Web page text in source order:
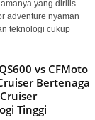
yang dirilis
adventure nyaman
teknologi cukup
vs CFMoto
Bertenaga
Tinggi